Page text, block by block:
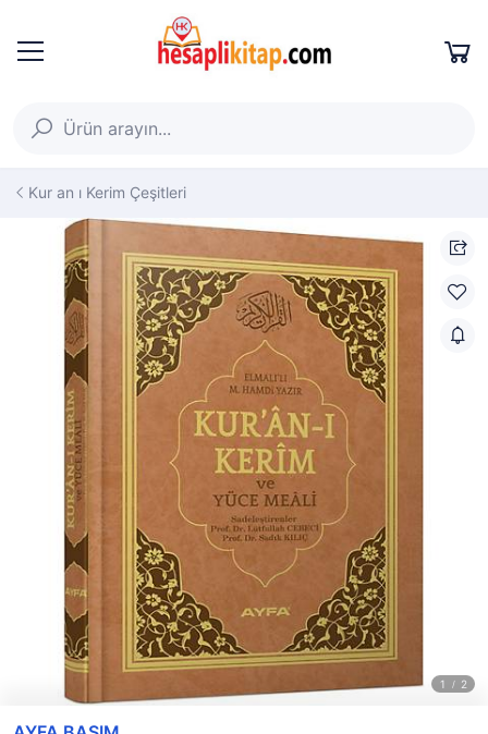
Kur an ı Kerim Çeşitleri